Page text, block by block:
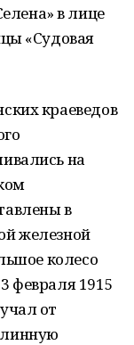
в лице
«Судовая
краеведов
на
в
железной
колесо
февраля 1915
от